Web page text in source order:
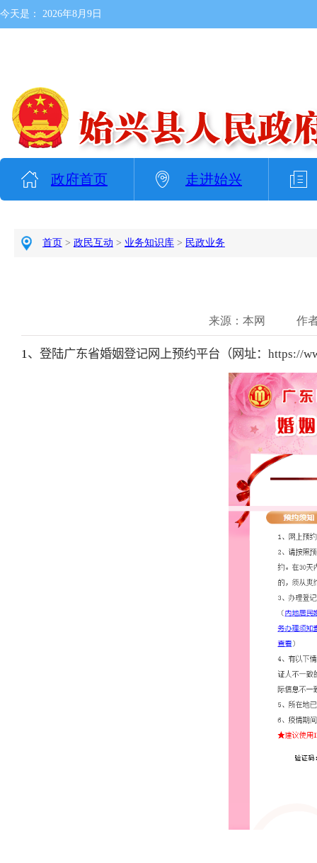
今天是： 2026年8月9日
政府首页 走进始兴
首页 > 政民互动 > 业务知识库 > 民政业务
来源：本网 作
1、登陆广东省婚姻登记网上预约平台（网址： https://